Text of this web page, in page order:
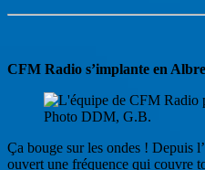
CFM Radio s’implante en
Ça bouge sur les ondes ! Depuis
ouvert une fréquence qui couvre